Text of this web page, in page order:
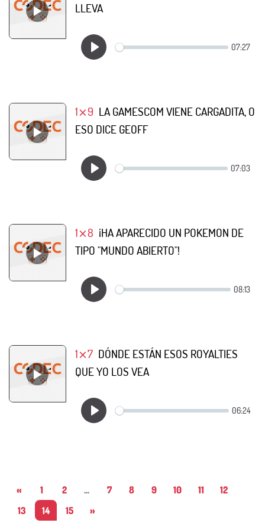
LLEVA
1⨯9 LA GAMESCOM VIENE CARGADITA, O
ESO DICE GEOFF
1⨯8 ¡HA APARECIDO UN POKEMON DE
TIPO "MUNDO ABIERTO"!
1⨯7 DÓNDE ESTÁN ESOS ROYALTIES
QUE YO LOS VEA
« 1 2 ... 7 8 9 10 11
12
13
14 15 »